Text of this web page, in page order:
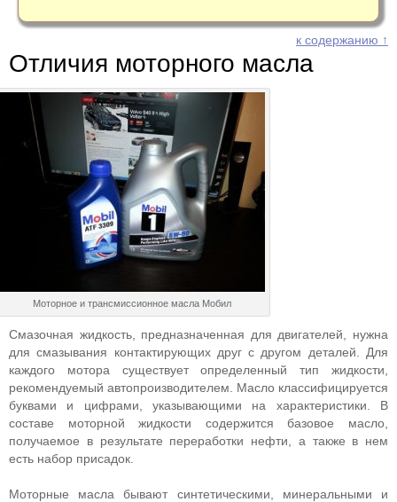
к содержанию ↑
Отличия моторного масла
Моторное и трансмиссионное масла Мобил
Смазочная жидкость, предназначенная для двигателей, нужна
для смазывания контактирующих друг с другом деталей. Для
каждого мотора существует определенный тип жидкости,
рекомендуемый автопроизводителем. Масло классифицируется
буквами и цифрами, указывающими на характеристики. В
составе моторной жидкости содержится базовое масло,
получаемое в результате переработки нефти, а также в нем
есть набор присадок.
Моторные масла бывают синтетическими, минеральными и